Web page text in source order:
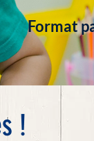
Format
!